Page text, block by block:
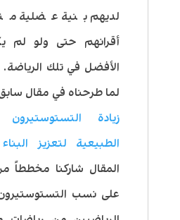
لديهم بنية عضلية
أقرانهم حتى ولو لم
الأفضل في تلك
لما طرحناه في مقال
زيادة
الطبيعية لتعزيز
المقال شاركنا مخططاً
على نسب